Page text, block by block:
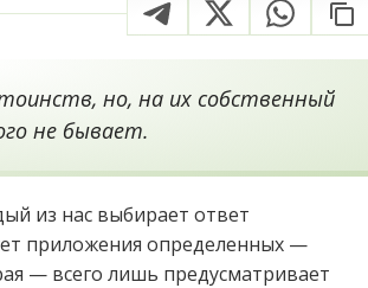
но, на их собственный
не бывает.
из нас выбирает ответ
приложения определенных —
— всего лишь предусматривает